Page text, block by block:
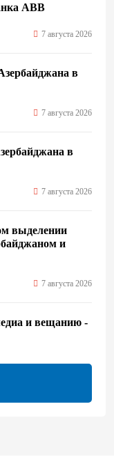
ABB
7 августа 2026
в
7 августа 2026
в
7 августа 2026
выделении
и
7 августа 2026
и вещанию -
7 августа 2026
и вводит